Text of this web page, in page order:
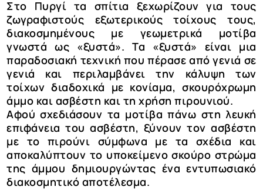
Στο Πυργί τα σπίτια ξεχωρίζουν για τους
ζωγραφιστούς εξωτερικούς τοίχους τους,
διακοσμημένους με γεωμετρικά μοτίβα
γνωστά ως «ξυστά». Τα «ξυστά» είναι μια
παραδοσιακή τεχνική που πέρασε από γενιά σε
γενιά και περιλαμβάνει την κάλυψη των
τοίχων διαδοχικά με κονίαμα, σκουρόχρωμη
άμμο και ασβέστη και τη χρήση πιρουνιού.
Αφού σχεδιάσουν τα μοτίβα πάνω στη λευκή
επιφάνεια του ασβέστη, ξύνουν τον ασβέστη
με το πιρούνι σύμφωνα με τα σχέδια και
αποκαλύπτουν το υποκείμενο σκούρο στρώμα
της άμμου δημιουργώντας ένα εντυπωσιακό
διακοσμητικό αποτέλεσμα.